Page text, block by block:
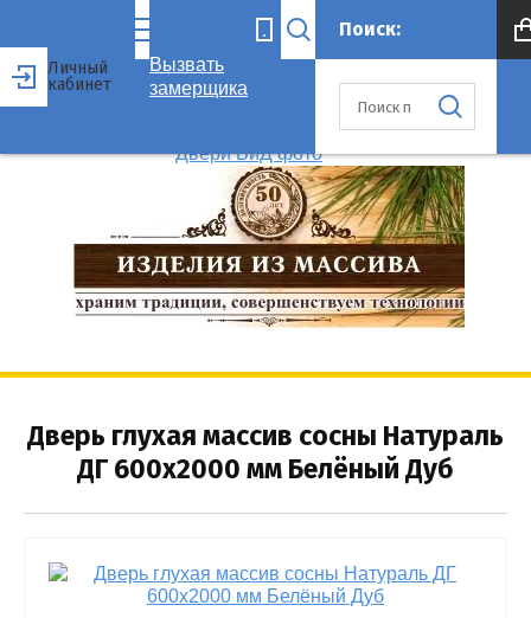
Личный
кабинет
Вызвать
замерщика
Дверь глухая массив сосны Натураль
ДГ 600x2000 мм Белёный Дуб